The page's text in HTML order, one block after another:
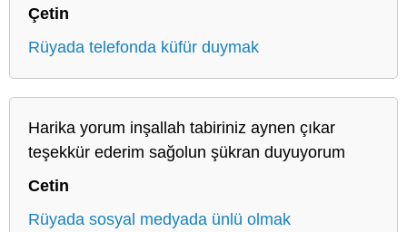
Çetin
Rüyada telefonda küfür duymak
Harika yorum inşallah tabiriniz aynen çıkar
teşekkür ederim sağolun şükran duyuyorum
Cetin
Rüyada sosyal medyada ünlü olmak